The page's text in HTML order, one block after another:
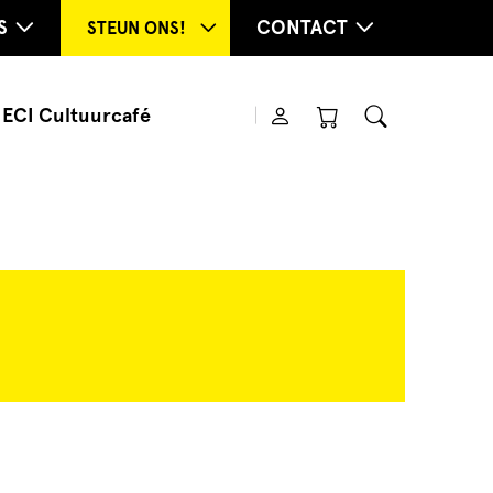
STEUN ONS! CONTACT
ECI Cultuurcafé